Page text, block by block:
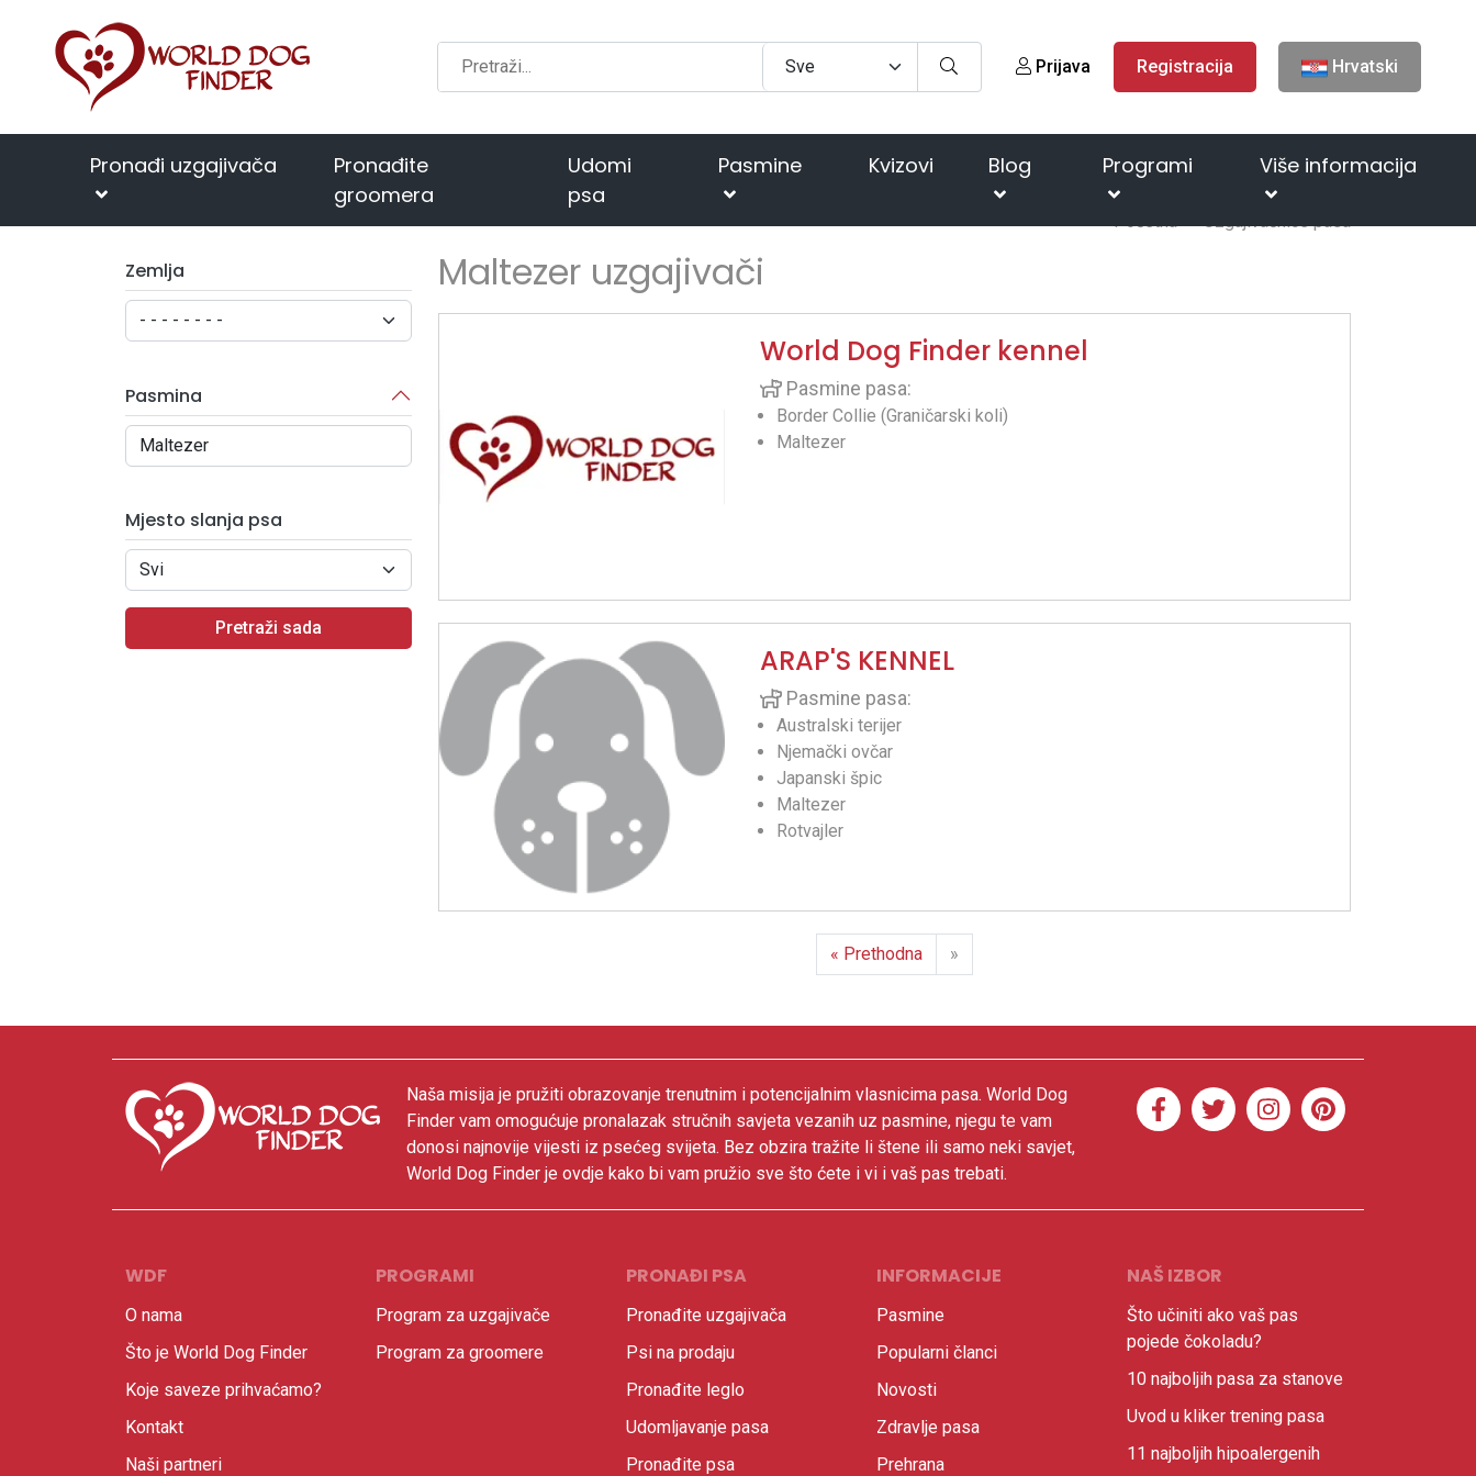
Prijava Registracija Hrvatski
Pronađi uzgajivača
Pronađite
groomera
Udomi
psa
Pasmine Kvizovi Blog Programi Više informacija
Početna Uzgajivačnice pasa
Zemlja
Pasmina
Mjesto slanja psa
Pretraži sada
Maltezer uzgajivači
World Dog Finder kennel
Pasmine pasa:
Border Collie (Graničarski koli)
Maltezer
ARAP'S KENNEL
Pasmine pasa:
Australski terijer
Njemački ovčar
Japanski špic
Maltezer
Rotvajler
« Prethodna »
Naša misija je pružiti obrazovanje trenutnim i potencijalnim vlasnicima pasa. World Dog
Finder vam omogućuje pronalazak stručnih savjeta vezanih uz pasmine, njegu te vam
donosi najnovije vijesti iz psećeg svijeta. Bez obzira tražite li štene ili samo neki savjet,
World Dog Finder je ovdje kako bi vam pružio sve što ćete i vi i vaš pas trebati.
WDF
O nama
Što je World Dog Finder
Koje saveze prihvaćamo?
Kontakt
Naši partneri
PROGRAMI
Program za uzgajivače
Program za groomere
PRONAĐI PSA
Pronađite uzgajivača
Psi na prodaju
Pronađite leglo
Udomljavanje pasa
Pronađite psa
INFORMACIJE
Pasmine
Popularni članci
Novosti
Zdravlje pasa
Prehrana
NAŠ IZBOR
Što učiniti ako vaš pas
pojede čokoladu?
10 najboljih pasa za stanove
Uvod u kliker trening pasa
11 najboljih hipoalergenih